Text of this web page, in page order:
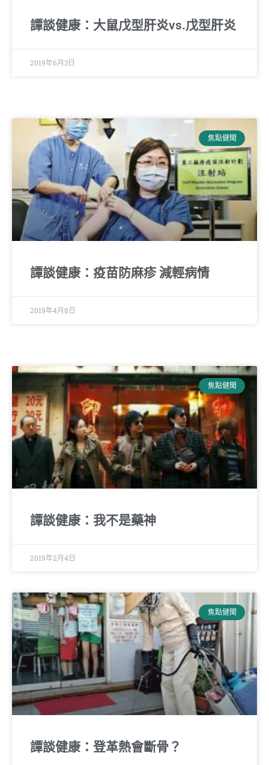
譚談健康：大鼠戊型肝炎vs.戊型肝炎
2019年6月3日
焦點健聞
譚談健康：疫苗防麻疹 減輕病情
2019年4月8日
焦點健聞
譚談健康：我不是藥神
2019年2月4日
焦點健聞
譚談健康：登革熱會斷骨？